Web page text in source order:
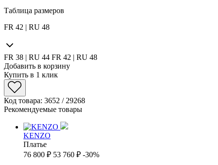
Таблица размеров
FR 42 | RU 48
FR 38 | RU 44 FR 42 | RU 48
Добавить в корзину
Купить в 1 клик
Код товара: 3652 / 29268
Рекомендуемые товары
KENZO
Платье
76 800 ₽ 53 760 ₽ -30%